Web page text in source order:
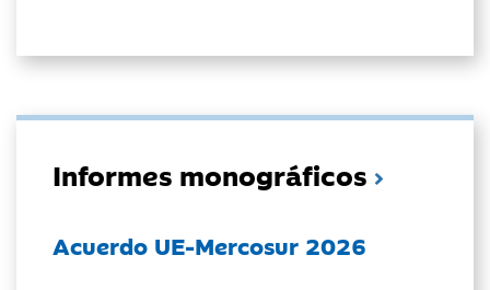
Informes monográficos
Acuerdo UE-Mercosur 2026